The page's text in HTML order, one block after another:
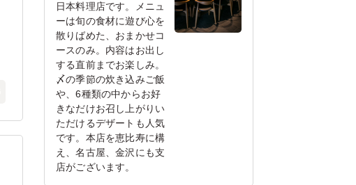
日本料理店です。メニュ
ーは旬の食材に遊び心を
散りばめた、おまかせコ
ースのみ。内容はお出し
する直前までお楽しみ。
〆の季節の炊き込みご飯
や、6種類の中からお好
きなだけお召し上がりい
ただけるデザートも人気
です。本店を恵比寿に構
え、名古屋、金沢にも支
店がございます。